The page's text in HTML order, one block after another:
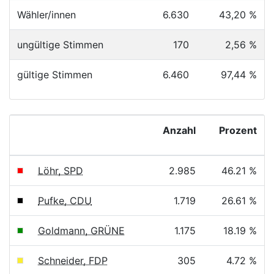
Wähler/innen 6.630 43,20 %
ungültige Stimmen 170 2,56 %
gültige Stimmen 6.460 97,44 %
Anzahl Prozent
Löhr, SPD 2.985 46.21 %
Pufke, CDU 1.719 26.61 %
Goldmann, GRÜNE 1.175 18.19 %
Schneider, FDP 305 4.72 %